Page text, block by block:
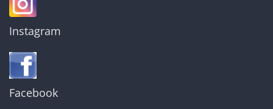
Instagram
Facebook